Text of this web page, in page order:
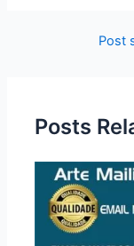
Post
Posts